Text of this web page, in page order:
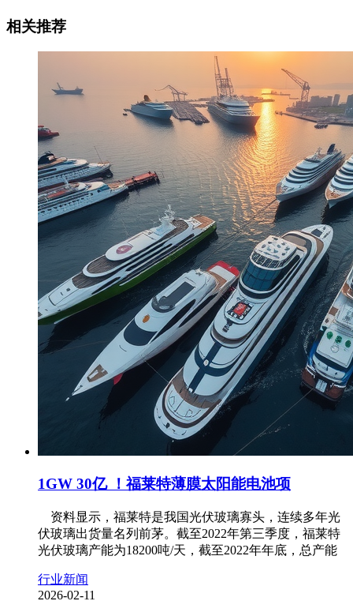
相关推荐
1GW 30亿 ！福莱特薄膜太阳能电池项
资料显示，福莱特是我国光伏玻璃寡头，连续多年光
伏玻璃出货量名列前茅。截至2022年第三季度，福莱特
光伏玻璃产能为18200吨/天，截至2022年年底，总产能
行业新闻
2026-02-11